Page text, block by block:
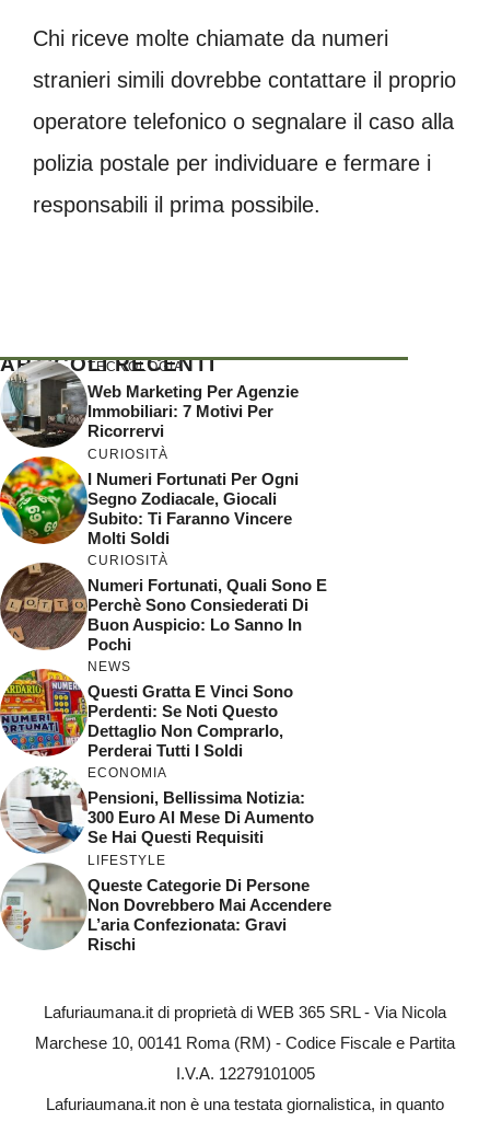
Chi riceve molte chiamate da numeri
stranieri simili dovrebbe contattare il proprio
operatore telefonico o segnalare il caso alla
polizia postale per individuare e fermare i
responsabili il prima possibile.
ARTICOLI RECENTI
TECNOLOGIA
Web Marketing Per Agenzie
Immobiliari: 7 Motivi Per
Ricorrervi
CURIOSITÀ
I Numeri Fortunati Per Ogni
Segno Zodiacale, Giocali
Subito: Ti Faranno Vincere
Molti Soldi
CURIOSITÀ
Numeri Fortunati, Quali Sono E
Perchè Sono Consiederati Di
Buon Auspicio: Lo Sanno In
Pochi
NEWS
Questi Gratta E Vinci Sono
Perdenti: Se Noti Questo
Dettaglio Non Comprarlo,
Perderai Tutti I Soldi
ECONOMIA
Pensioni, Bellissima Notizia:
300 Euro Al Mese Di Aumento
Se Hai Questi Requisiti
LIFESTYLE
Queste Categorie Di Persone
Non Dovrebbero Mai Accendere
L’aria Confezionata: Gravi
Rischi
Lafuriaumana.it di proprietà di WEB 365 SRL - Via Nicola
Marchese 10, 00141 Roma (RM) - Codice Fiscale e Partita
I.V.A. 12279101005
Lafuriaumana.it non è una testata giornalistica, in quanto